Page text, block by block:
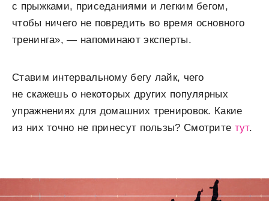
с прыжками, приседаниями и легким бегом,
чтобы ничего не повредить во время основного
тренинга», — напоминают эксперты.
Ставим интервальному бегу лайк, чего
не скажешь о некоторых других популярных
упражнениях для домашних тренировок. Какие
из них точно не принесут пользы? Смотрите тут.